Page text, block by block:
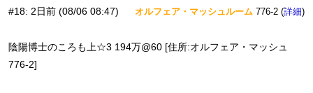
#18: 2日前 (08/06 08:47) オルフェア・マッシュルーム 776-2 (詳細)
陰陽博士のころも上☆3 194万@60 [住所:オルフェア・マッシュ
776-2]